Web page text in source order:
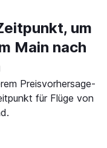
um
Main nach
Preisvorhersage-
für Flüge von